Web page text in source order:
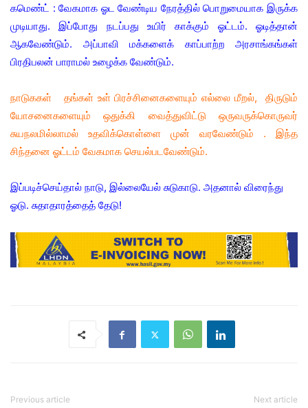
கமெண்ட் : வேகமாக ஓட வேண்டிய நேரத்தில் பொறுமையாக இருக்க
முடியாது. இப்போது நடப்பது உயிர் காக்கும் ஓட்டம். ஓடித்தான்
ஆகவேண்டும். அப்பாவி மக்களைக் காப்பாற்ற அரசாங்கங்கள்
பிரதிபலன் பாராமல் உழைக்க வேண்டும்.
நாடுககள் தங்கள் உள் பிரச்சினைகளையும் எல்லை மீறல், திருடும்
யோசனைகளையும் ஒதுக்கி வைத்துவிட்டு ஒருவருக்கொருவர்
சுயநலமில்லாமல் உதவிக்கொள்ளை முன் வரவேண்டும் . இந்த
சிந்தனை ஓட்டம் வேகமாக செயல்படவேண்டும்.
இப்படிச்செய்தால் நாடு, இல்லையேல் சுடுகாடு. அதனால் விரைந்து
ஓடு. சுதாதாரத்தைத் தேடு!
Previous article Next article